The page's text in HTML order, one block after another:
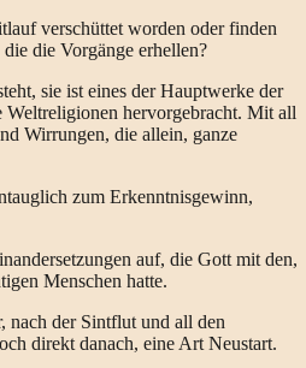
verschüttet worden oder finden
die Vorgänge erhellen?
sie ist eines der Hauptwerke der
Weltreligionen hervorgebracht. Mit all
Wirrungen, die allein, ganze
zum Erkenntnisgewinn,
auf, die Gott mit den,
Menschen hatte.
nach der Sintflut und all den
direkt danach, eine Art Neustart.